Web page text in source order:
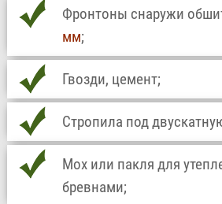
Фронтоны снаружи
мм;
Гвозди, цемент;
Стропила под
Мох или пакля для
бревнами;